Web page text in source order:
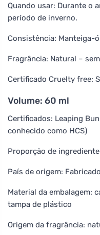
Quando usar: Durante o
período de inverno.
Consistência: Manteiga-
Fragrância: Natural –
Certificado Cruelty free:
Volume: 60 ml
Certificados: Leaping
conhecido como HCS)
Proporção de
País de origem:
Material da embalagem:
tampa de plástico
Origem da fragrância: